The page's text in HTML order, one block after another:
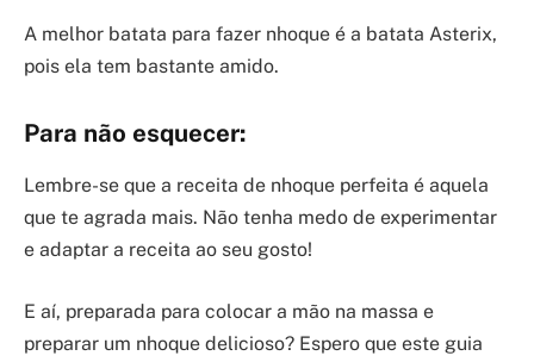
A melhor batata para fazer nhoque é a batata Asterix,
pois ela tem bastante amido.
Para não esquecer:
Lembre-se que a receita de nhoque perfeita é aquela
que te agrada mais. Não tenha medo de experimentar
e adaptar a receita ao seu gosto!
E aí, preparada para colocar a mão na massa e
preparar um nhoque delicioso? Espero que este guia